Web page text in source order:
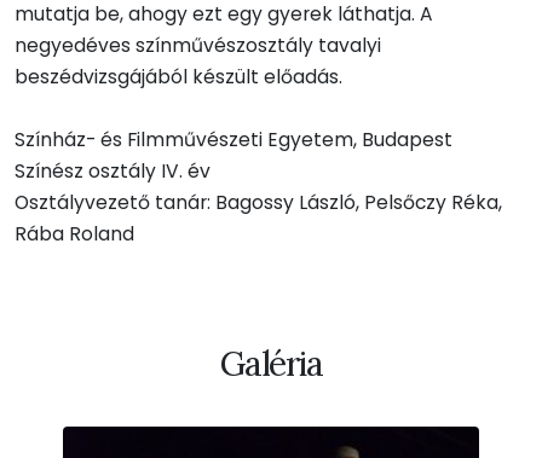
mutatja be, ahogy ezt egy gyerek láthatja. A
negyedéves színművészosztály tavalyi
beszédvizsgájából készült előadás.
Színház- és Filmművészeti Egyetem, Budapest
Színész osztály IV. év
Osztályvezető tanár: Bagossy László, Pelsőczy Réka,
Rába Roland
Galéria